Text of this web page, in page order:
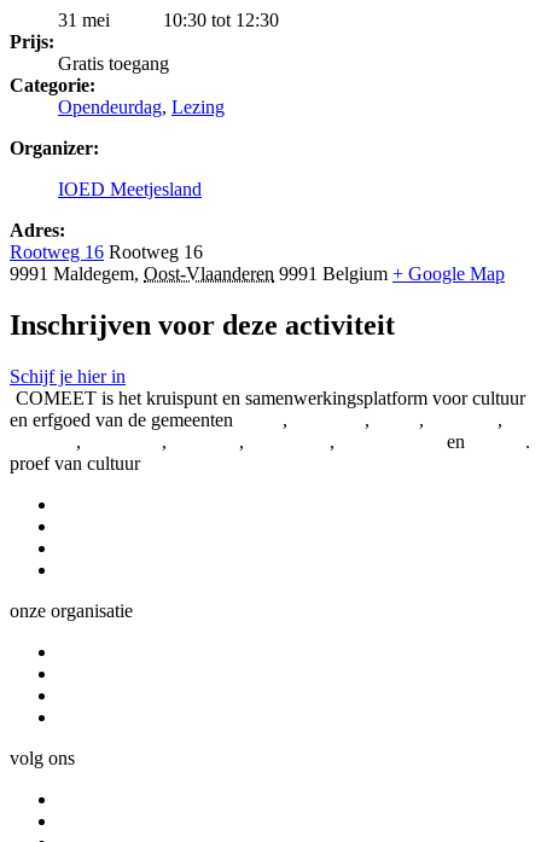
31 mei
10:30 tot 12:30
Prijs:
Gratis toegang
Categorie:
Opendeurdag, Lezing
Organizer:
IOED Meetjesland
Adres:
Rootweg 16 Rootweg 16
9991 Maldegem, Oost-Vlaanderen 9991 Belgium + Google Map
Inschrijven voor deze activiteit
Schijf je hier in
COMEET is het kruispunt en samenwerkingsplatform voor cultuur
en erfgoed van de gemeenten
, , ,
,
, , , , en
.
proef van cultuur
onze organisatie
volg ons